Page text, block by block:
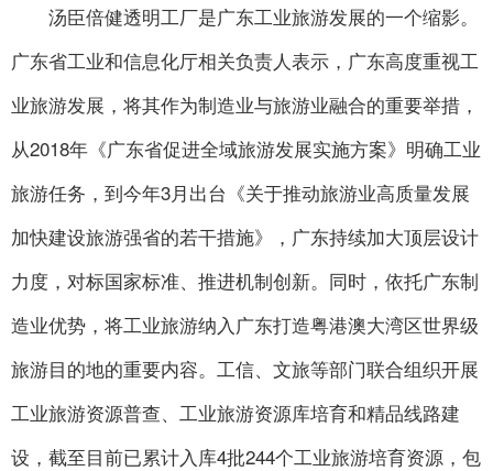
汤臣倍健透明工厂是广东工业旅游发展的一个缩影。
广东省工业和信息化厅相关负责人表示，广东高度重视工
业旅游发展，将其作为制造业与旅游业融合的重要举措，
从2018年《广东省促进全域旅游发展实施方案》明确工业
旅游任务，到今年3月出台《关于推动旅游业高质量发展
加快建设旅游强省的若干措施》，广东持续加大顶层设计
力度，对标国家标准、推进机制创新。同时，依托广东制
造业优势，将工业旅游纳入广东打造粤港澳大湾区世界级
旅游目的地的重要内容。工信、文旅等部门联合组织开展
工业旅游资源普查、工业旅游资源库培育和精品线路建
设，截至目前已累计入库4批244个工业旅游培育资源，包